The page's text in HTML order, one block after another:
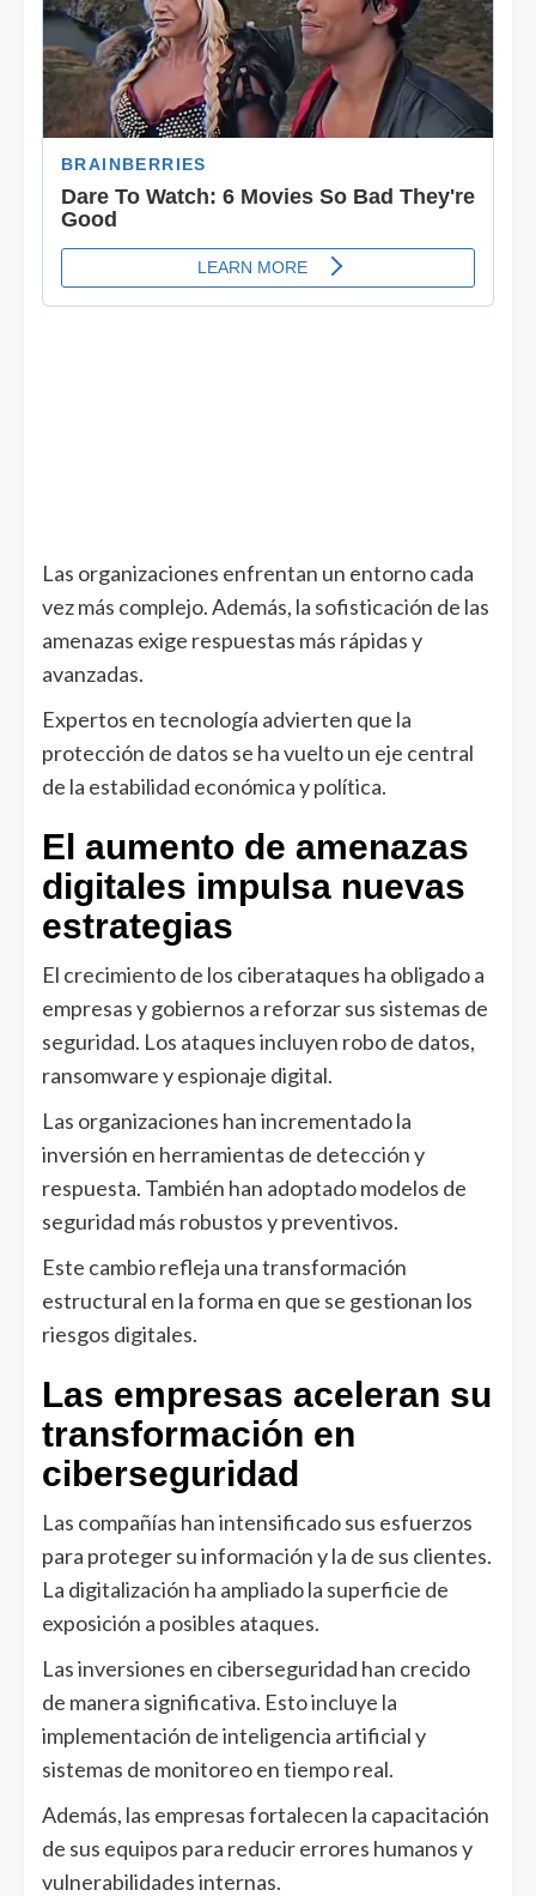
Las organizaciones enfrentan un entorno cada
vez más complejo. Además, la sofisticación de las
amenazas exige respuestas más rápidas y
avanzadas.
Expertos en tecnología advierten que la
protección de datos se ha vuelto un eje central
de la estabilidad económica y política.
El aumento de amenazas
digitales impulsa nuevas
estrategias
El crecimiento de los ciberataques ha obligado a
empresas y gobiernos a reforzar sus sistemas de
seguridad. Los ataques incluyen robo de datos,
ransomware y espionaje digital.
Las organizaciones han incrementado la
inversión en herramientas de detección y
respuesta. También han adoptado modelos de
seguridad más robustos y preventivos.
Este cambio refleja una transformación
estructural en la forma en que se gestionan los
riesgos digitales.
Las empresas aceleran su
transformación en
ciberseguridad
Las compañías han intensificado sus esfuerzos
para proteger su información y la de sus clientes.
La digitalización ha ampliado la superficie de
exposición a posibles ataques.
Las inversiones en ciberseguridad han crecido
de manera significativa. Esto incluye la
implementación de inteligencia artificial y
sistemas de monitoreo en tiempo real.
Además, las empresas fortalecen la capacitación
de sus equipos para reducir errores humanos y
vulnerabilidades internas.